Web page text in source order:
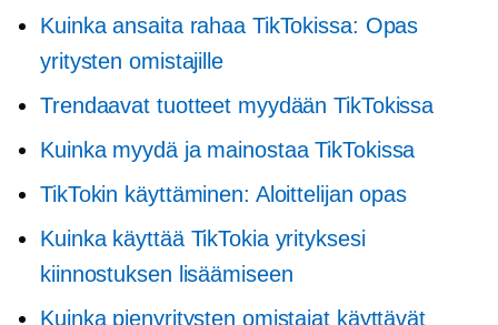
Kuinka ansaita rahaa TikTokissa: Opas
yritysten omistajille
Trendaavat tuotteet myydään TikTokissa
Kuinka myydä ja mainostaa TikTokissa
TikTokin käyttäminen: Aloittelijan opas
Kuinka käyttää TikTokia yrityksesi
kiinnostuksen lisäämiseen
Kuinka pienyritysten omistajat käyttävät